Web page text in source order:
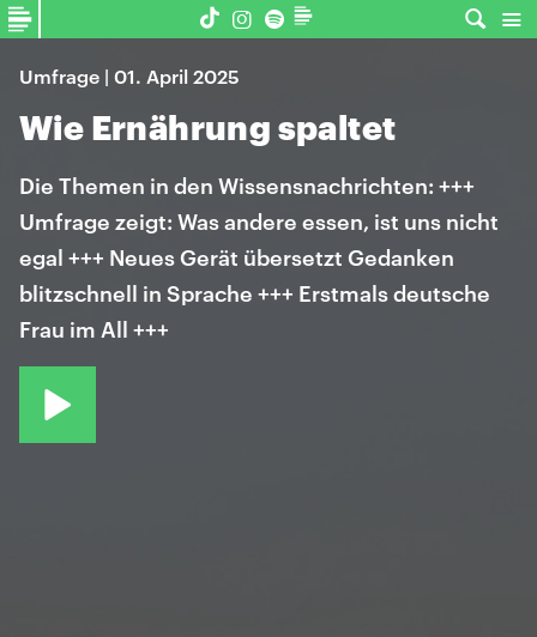
Umfrage | 01. April 2025
Wie Ernährung spaltet
Die Themen in den Wissensnachrichten: +++
Umfrage zeigt: Was andere essen, ist uns nicht
egal +++ Neues Gerät übersetzt Gedanken
blitzschnell in Sprache +++ Erstmals deutsche
Frau im All +++